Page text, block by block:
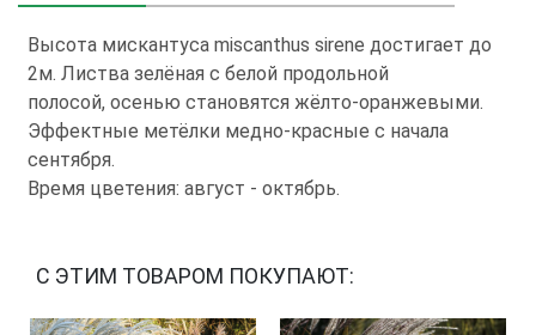
Высота мискантуса miscanthus sirene достигает до
2м. Листва зелёная с белой продольной
полосой, осенью становятся жёлто-оранжевыми.
Эффектные метёлки медно-красные с начала
сентября.
Время цветения: август - октябрь.
С ЭТИМ ТОВАРОМ ПОКУПАЮТ: